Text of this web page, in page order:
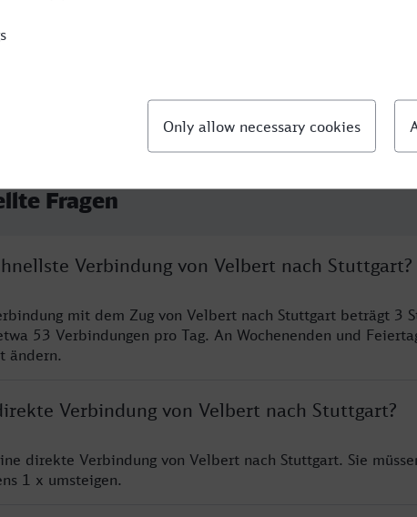
Fragen
Verbindung von Velbert nach Stuttgart?
mit dem Zug von Velbert nach Stuttgart beträgt 3
53 Verbindungen pro Tag. An Wochenenden und
ändern.
Verbindung von Velbert nach Stuttgart?
direkte Verbindung von Velbert nach Stuttgart. Sie
1 x umsteigen.